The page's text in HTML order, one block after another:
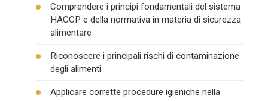
Comprendere i principi fondamentali del sistema
HACCP e della normativa in materia di sicurezza
alimentare
Riconoscere i principali rischi di contaminazione
degli alimenti
Applicare corrette procedure igieniche nella